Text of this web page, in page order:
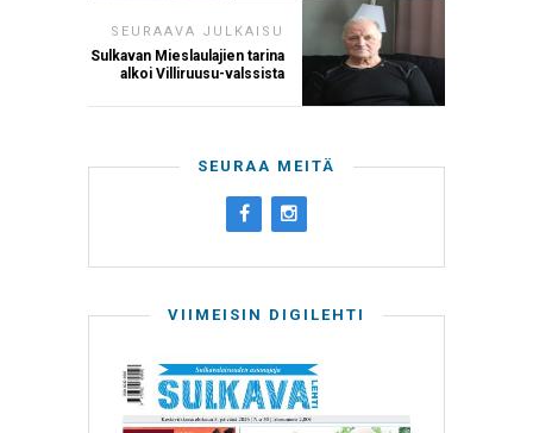
SEURAAVA JULKAISU
Sulkavan Mieslaulajien tarina
alkoi Villiruusu-valssista
SEURAA MEITÄ
VIIMEISIN DIGILEHTI